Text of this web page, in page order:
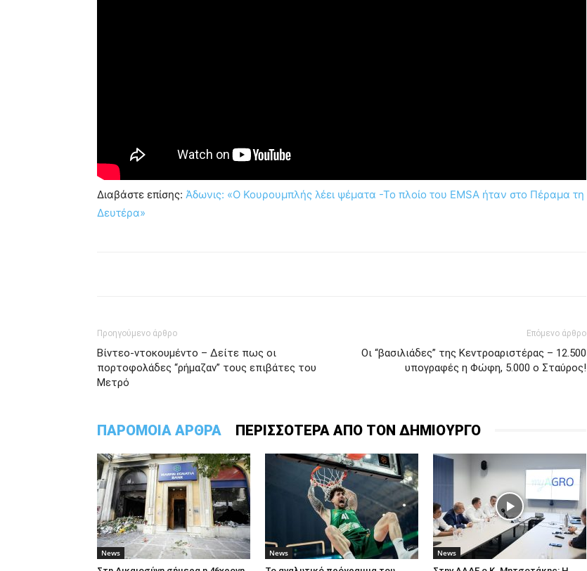
Διαβάστε επίσης: Άδωνις: «Ο Κουρουμπλής λέει ψέματα -Το πλοίο του EMSΑ ήταν στο Πέραμα τη
Δευτέρα»
Προηγούμενο άρθρο
Βίντεο-ντοκουμέντο – Δείτε πως οι
πορτοφολάδες “ρήμαζαν” τους επιβάτες του
Μετρό
Επόμενο άρθρο
Οι “βασιλιάδες” της Κεντροαριστέρας – 12.500
υπογραφές η Φώφη, 5.000 ο Σταύρος!
ΠΑΡΟΜΟΙΑ ΑΡΘΡΑ ΠΕΡΙΣΣΟΤΕΡΑ ΑΠΟ ΤΟΝ ΔΗΜΙΟΥΡΓΟ
News News News